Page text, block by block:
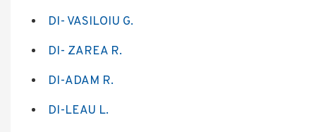
DI- VASILOIU G.
DI- ZAREA R.
DI-ADAM R.
DI-LEAU L.